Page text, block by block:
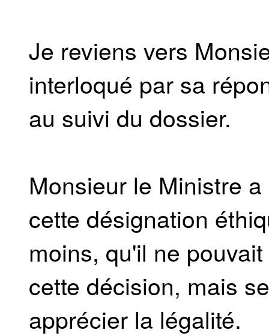
Je reviens vers
interloqué par sa
au suivi du dossier.
Monsieur le Ministre
cette désignation
moins, qu'il ne
cette décision, mais
apprécier la légalité.